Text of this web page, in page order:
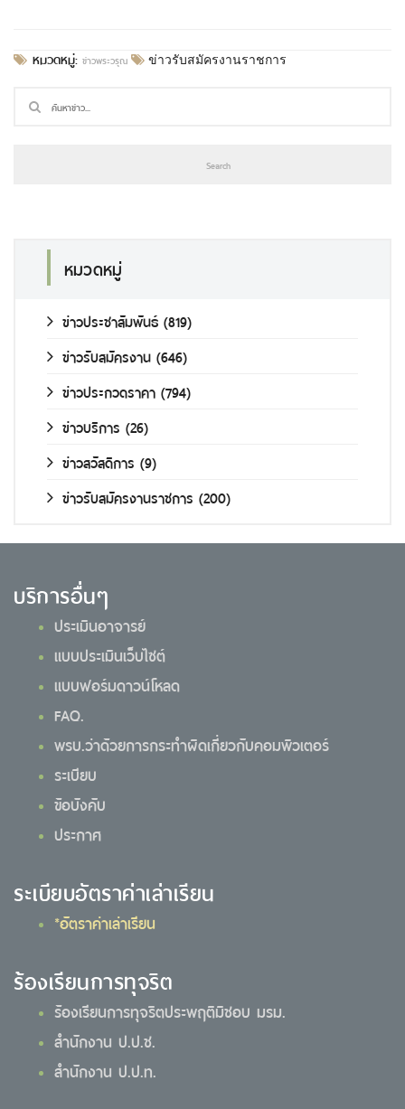
หมวดหมู่: ข่าวพระวรุณ ข่าวรับสมัครงานราชการ
หมวดหมู่
ข่าวประชาสัมพันธ์ (819)
ข่าวรับสมัครงาน (646)
ข่าวประกวดราคา (794)
ข่าวบริการ (26)
ข่าวสวัสดิการ (9)
ข่าวรับสมัครงานราชการ (200)
บริการอื่นๆ
ประเมินอาจารย์
แบบประเมินเว็บไซต์
แบบฟอร์มดาวน์โหลด
FAQ.
พรบ.ว่าด้วยการกระทำผิดเกี่ยวกับคอมพิวเตอร์
ระเบียบ
ข้อบังคับ
ประกาศ
ระเบียบอัตราค่าเล่าเรียน
*อัตราค่าเล่าเรียน
ร้องเรียนการทุจริต
ร้องเรียนการทุจริตประพฤติมิชอบ มรม.
สำนักงาน ป.ป.ช.
สำนักงาน ป.ป.ท.